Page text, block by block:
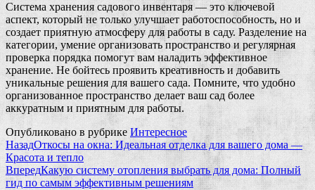
Система хранения садового инвентаря — это ключевой
аспект, который не только улучшает работоспособность, но и
создает приятную атмосферу для работы в саду. Разделение на
категории, умение организовать пространство и регулярная
проверка порядка помогут вам наладить эффективное
хранение. Не бойтесь проявить креативность и добавить
уникальные решения для вашего сада. Помните, что удобно
организованное пространство делает ваш сад более
аккуратным и приятным для работы.
Опубликовано в рубрике Интересное
НазадОткосы на окна: Идеальная отделка для вашего дома —
Красота и тепло
ВпередКакую систему отопления выбрать для дома: Полный
гид по самым эффективным решениям